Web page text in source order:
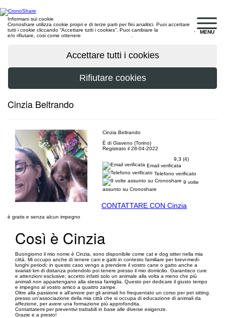
MENU
Informani sui cookie
Cronoshare utilizza cookie propri e di terze parti per fini analitici. Puoi accettare
tutti i cookie cliccando “Accettare tutti i cookies”. Puoi cambiare la
e/o rifiutare, cosi come ottenere
Cinzia Beltrando
Cinzia Beltrando
È di Giaveno (Torino)
Registrato il 28-04-2022
9,3 (4)
Email verificata
Telefono verificato
9 volte
assunto su Cronoshare
CONTATTARE CON Cinzia
è gratis e senza alcun impegno
Così è Cinzia
Buongiorno il mio nome è Cinzia, sono disponibile come cat e dog sitter nella mia
città. Mi occupo anche di tenere cani e gatti in contesto familiare per brevi-medi-
lunghi periodi; in questo caso vengo a prendere il vostro cane o gatto anche a
svariati km di distanza potendolo poi tenere presso il mio domicilio. Garantisco cure
e attenzioni esclusive; accetto infatti solo un animale alla volta a meno che più
animali non appartengano alla stessa famiglia. Questo per dedicare il giusto tempo
e impegno al vostro amico a quattro zampe.
Oltre alla passione e all'amore per gli animali ho frequentato un corso per pet sitting
presso un'associazione della mia città che si occupa di educazione di animali da
affezione, per avere una formazione più approfondita.
Contattatemi per preventivi trattabili in base alle diverse esigenze.
Grazie e a presto!